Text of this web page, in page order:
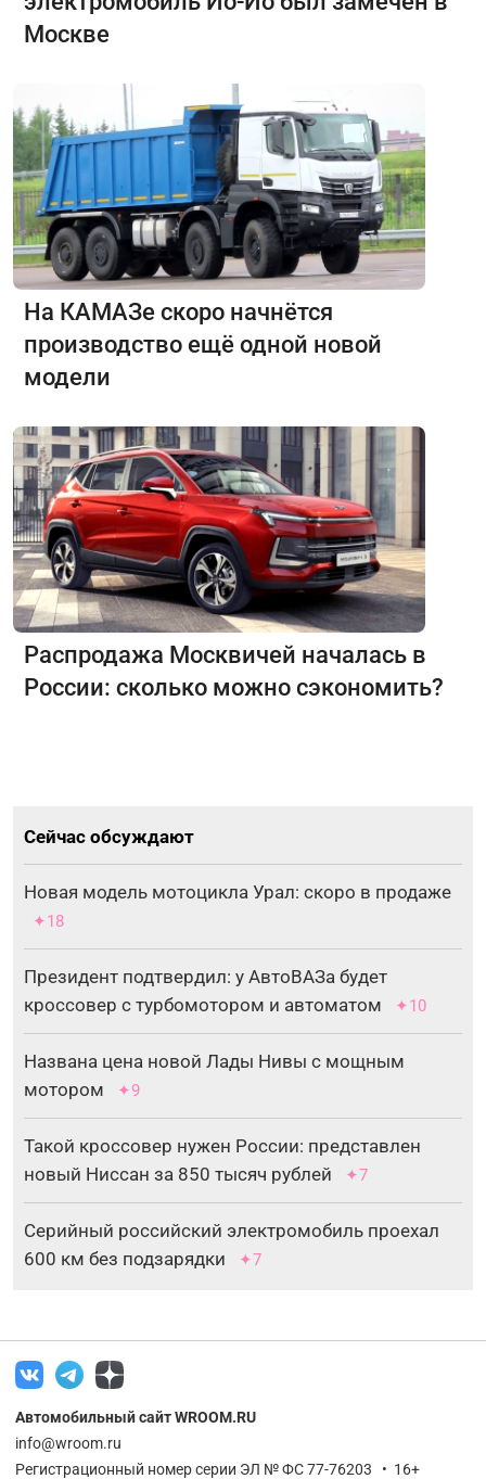
Москве
На КАМАЗе скоро начнётся
производство ещё одной новой
модели
Распродажа Москвичей началась в
России: сколько можно сэкономить?
Сейчас обсуждают
Новая модель мотоцикла Урал: скоро в продаже
✦18
Президент подтвердил: у АвтоВАЗа будет
кроссовер с турбомотором и автоматом
✦10
Названа цена новой Лады Нивы с мощным
мотором
✦9
Такой кроссовер нужен России: представлен
новый Ниссан за 850 тысяч рублей
✦7
Серийный российский электромобиль проехал
600 км без подзарядки
✦7
Автомобильный сайт WROOM.RU
info@wroom.ru
Регистрационный номер серии ЭЛ № ФС 77-76203 • 16+